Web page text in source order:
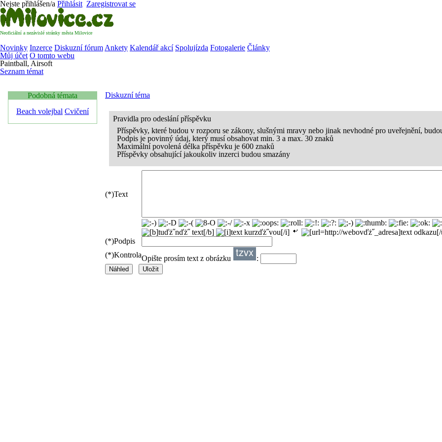
Nejste přihlášen/a Přihlásit Zaregistrovat se
Neoficiální a nezávislé stránky města Milovice
Novinky Inzerce Diskuzní fórum Ankety Kalendář akcí Spolujízda Fotogalerie Články
Můj účet O tomto webu
Paintball, Airsoft
Seznam témat
Podobná témata
Beach volejbal Cvičení
Diskuzní téma
Pravidla pro odeslání příspěvku
Příspěvky, které budou v rozporu se zákony, slušnými mravy nebo jinak nevhodné pro uveřejnění,
Podpis je povinný údaj, který musí obsahovat min. 3 a max. 30 znaků
Maximální povolená délka příspěvku je 600 znaků
Příspěvky obsahující jakoukoliv inzerci budou smazány
(*)Text
(*)Podpis
(*)KontrolaOpište prosím text z obrázku :